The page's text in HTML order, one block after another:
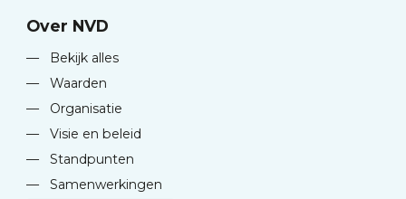
Over NVD
—
Bekijk alles
—
Waarden
—
Organisatie
—
Visie en beleid
—
Standpunten
—
Samenwerkingen